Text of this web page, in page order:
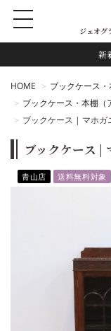
新
ジェオ
HOME
ブックケース・
ブックケース・本棚（
ブックケース | マホ
ブックケース |
青山店 送料無料対象